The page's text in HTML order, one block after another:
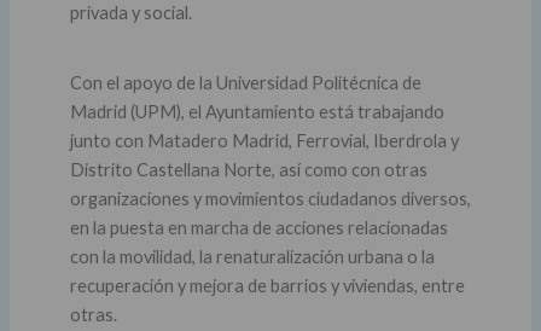
privada y social.
Con el apoyo de la Universidad Politécnica de
Madrid (UPM), el Ayuntamiento está trabajando
junto con Matadero Madrid, Ferrovial, Iberdrola y
Distrito Castellana Norte, así como con otras
organizaciones y movimientos ciudadanos diversos,
en la puesta en marcha de acciones relacionadas
con la movilidad, la renaturalización urbana o la
recuperación y mejora de barrios y viviendas, entre
otras.